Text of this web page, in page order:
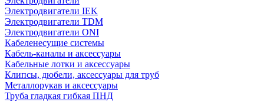
Электродвигатели IEK
Электродвигатели TDM
Электродвигатели ONI
Кабеленесущие системы
Кабель-каналы и аксессуары
Кабельные лотки и аксессуары
Клипсы, дюбели, аксессуары для труб
Металлорукав и аксессуары
Труба гладкая гибкая ПНД